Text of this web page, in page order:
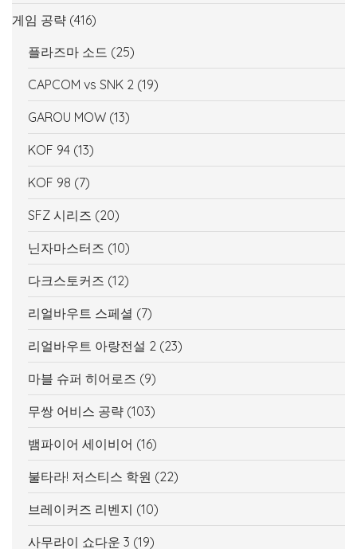
게임 공략 (416)
플라즈마 소드 (25)
CAPCOM vs SNK 2 (19)
GAROU MOW (13)
KOF 94 (13)
KOF 98 (7)
SFZ 시리즈 (20)
닌자마스터즈 (10)
다크스토커즈 (12)
리얼바우트 스페셜 (7)
리얼바우트 아랑전설 2 (23)
마블 슈퍼 히어로즈 (9)
무쌍 어비스 공략 (103)
뱀파이어 세이비어 (16)
불타라! 저스티스 학원 (22)
브레이커즈 리벤지 (10)
사무라이 쇼다운 3 (19)